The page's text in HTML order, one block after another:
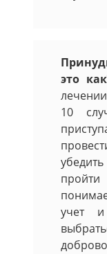
это
10
учет